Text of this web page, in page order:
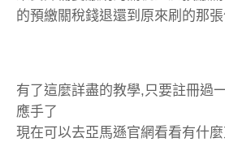
的預繳關稅錢退還到原來刷的那張
有了這麼詳盡的教學,只要註冊過
應手了
現在可以去亞馬遜官網看看有什麼